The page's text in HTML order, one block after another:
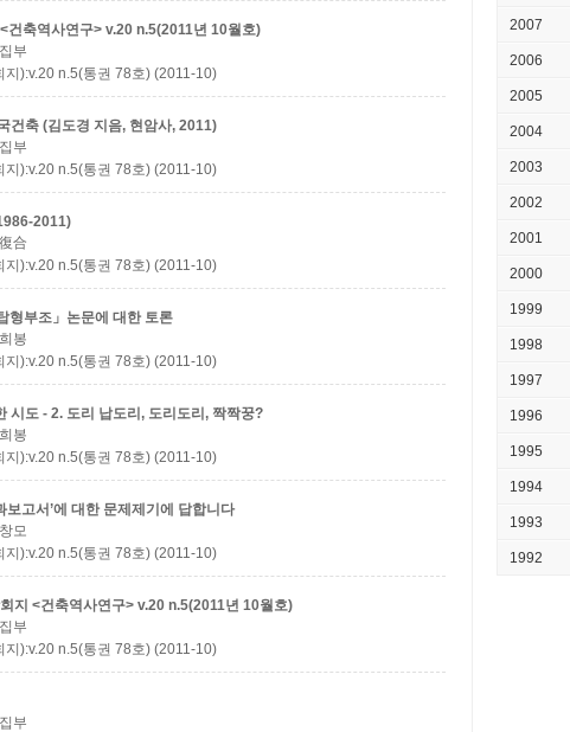
건축역사연구> v.20 n.5(2011년 10월호)
부
):v.20 n.5(통권 78호) (2011-10)
건축 (김도경 지음, 현암사, 2011)
부
):v.20 n.5(통권 78호) (2011-10)
2011)
合
):v.20 n.5(통권 78호) (2011-10)
형부조」논문에 대한 토론
봉
):v.20 n.5(통권 78호) (2011-10)
시도 - 2. 도리 납도리, 도리도리, 짝짝꿍?
봉
):v.20 n.5(통권 78호) (2011-10)
보고서’에 대한 문제제기에 답합니다
모
):v.20 n.5(통권 78호) (2011-10)
지 <건축역사연구> v.20 n.5(2011년 10월호)
부
):v.20 n.5(통권 78호) (2011-10)
부
2007
2006
2005
2004
2003
2002
2001
2000
1999
1998
1997
1996
1995
1994
1993
1992